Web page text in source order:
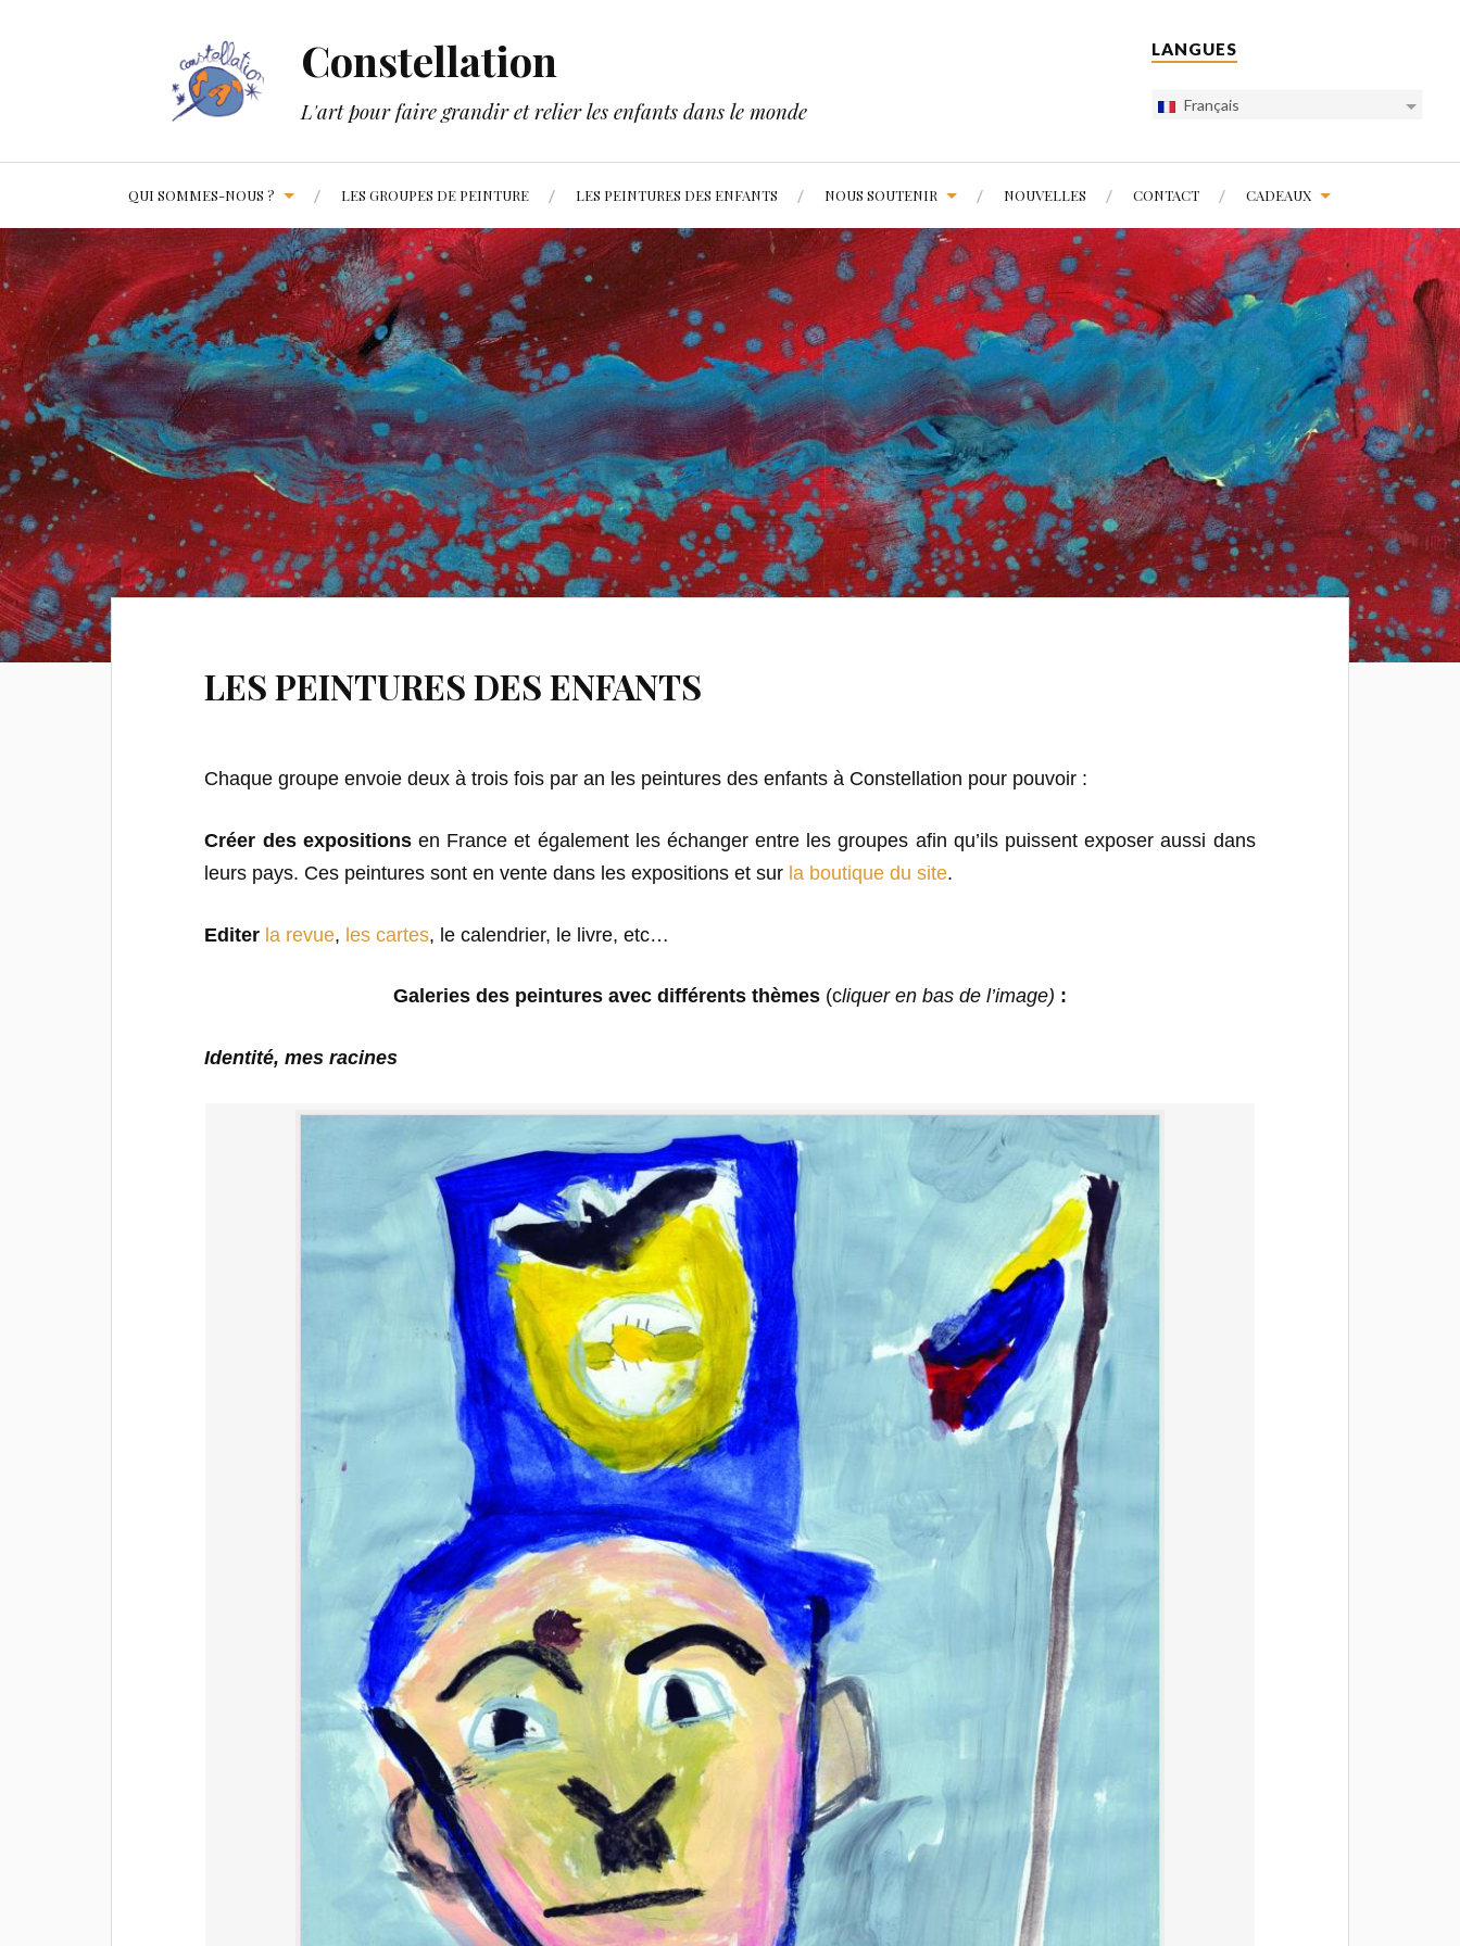
Constellation
L'art pour faire grandir et relier les enfants dans le monde
LANGUES
Français
QUI SOMMES-NOUS ? LES GROUPES DE PEINTURE LES PEINTURES DES ENFANTS NOUS SOUTENIR NOUVELLES CONTACT CADEAUX
LES PEINTURES DES ENFANTS
Chaque groupe envoie deux à trois fois par an les peintures des enfants à Constellation pour pouvoir :
Créer des expositionsen France et également les échanger entre les groupes afin qu’ils puissent exposer aussi dans
leurs pays. Ces peintures sont en vente dans les expositions et sur la boutique du site.
Editer la revue, les cartes, le calendrier, le livre, etc…
Galeries des peintures avec différents thèmes (cliquer en bas de l’image) :
Identité, mes racines